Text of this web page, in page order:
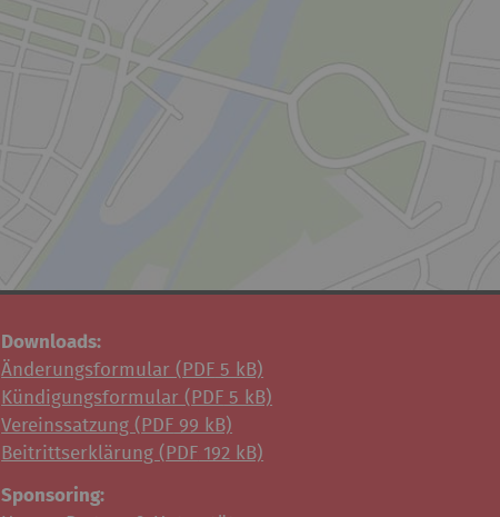
Downloads:
Änderungsformular ( PDF 5 kB)
Kündigungsformular ( PDF 5 kB)
Vereinssatzung ( PDF 99 kB)
Beitrittserklärung ( PDF 192 kB)
Sponsoring: